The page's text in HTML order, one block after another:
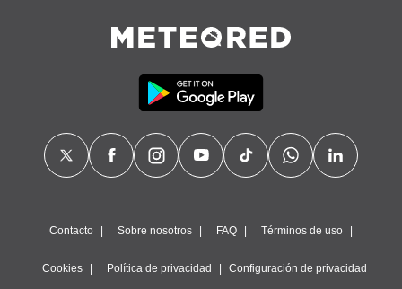
Contacto Sobre nosotros FAQ Términos de uso
Cookies Política de privacidad Configuración de privacidad